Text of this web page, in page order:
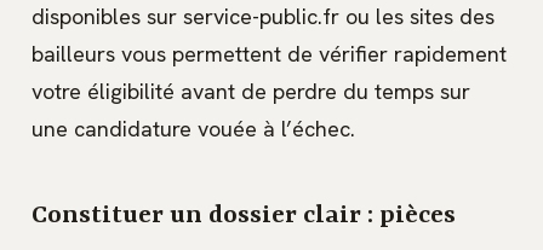
disponibles sur service-public.fr ou les sites des
bailleurs vous permettent de vérifier rapidement
votre éligibilité avant de perdre du temps sur
une candidature vouée à l’échec.
Constituer un dossier clair : pièces